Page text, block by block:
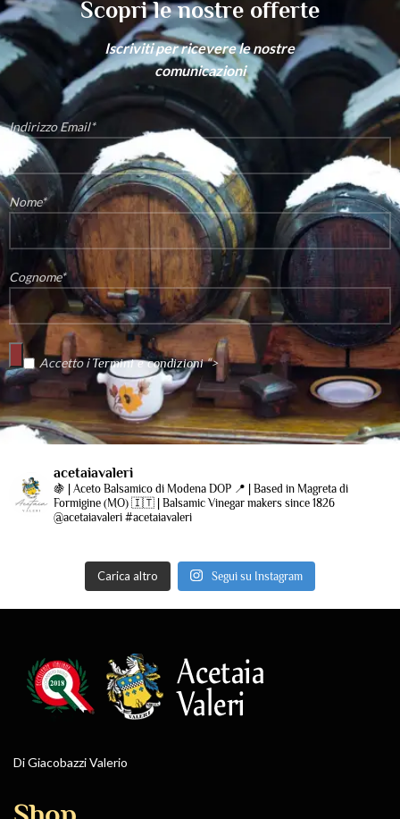
Scopri le nostre offerte
Iscriviti per ricevere le nostre
comunicazioni
Indirizzo Email*
Nome*
Cognome*
Accetto iTermini e condizioni“>
acetaiavaleri
🍇 | Aceto Balsamico di Modena DOP 📍 | Based in Magreta di
Formigine (MO) 🇮🇹 | Balsamic Vinegar makers since 1826
@acetaiavaleri #acetaiavaleri
Carica altro Segui su Instagram
Di Giacobazzi Valerio